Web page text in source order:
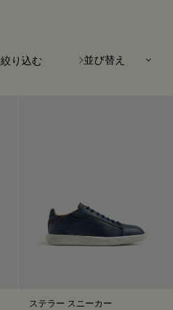
絞り込む
ステラー スニーカー